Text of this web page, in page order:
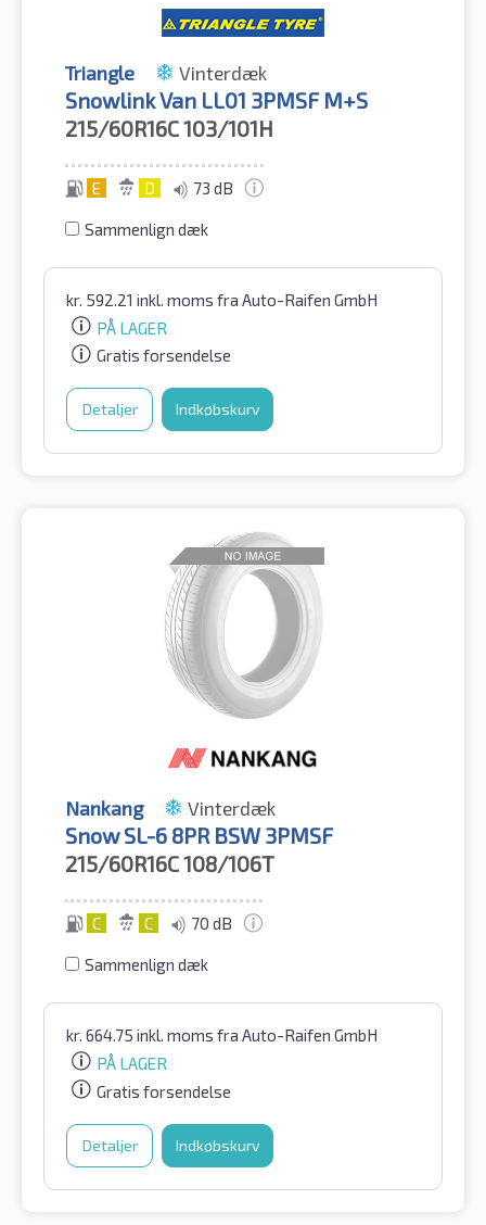
Triangle Vinterdæk
Snowlink Van LL01 3PMSF M+S
215/60R16C103/101H
E D 73 dB
Sammenlign dæk
kr. 592.21 inkl. moms fra Auto-Raifen GmbH
PÅ LAGER
Gratis forsendelse
Detaljer Indkøbskurv
Nankang Vinterdæk
Snow SL-6 8PR BSW 3PMSF
215/60R16C108/106T
C C 70 dB
Sammenlign dæk
kr. 664.75 inkl. moms fra Auto-Raifen GmbH
PÅ LAGER
Gratis forsendelse
Detaljer Indkøbskurv